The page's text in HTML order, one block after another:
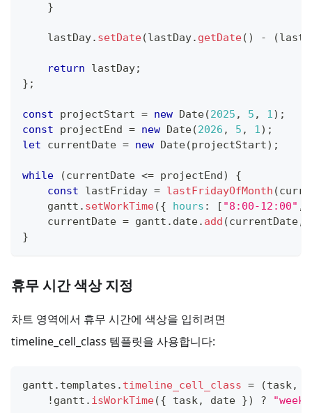
}
    lastDay
. setDate(lastDay. getDate( ) - (
return lastDay;
} ;
const projectStart = new Date(2025 , 5 , 1) ;
const projectEnd = new Date(2026 , 5 , 1) ;
let currentDate = new Date(projectStart) ;
while (currentDate <= projectEnd)
{
const lastFriday = lastFridayOfMonth (
    gantt
. setWorkTime({ hours : [ "8:00-12:00" ,
    currentDate
= gantt . date. add (currentDate,
}
휴무 시간 색상 지정
차트 영역에서 휴무 시간에 색상을 입히려면
timeline_cell_class 템플릿을 사용합니다:
gantt . templates . timeline_cell_class = (task,
! gantt . isWorkTime({ task, date }) ?